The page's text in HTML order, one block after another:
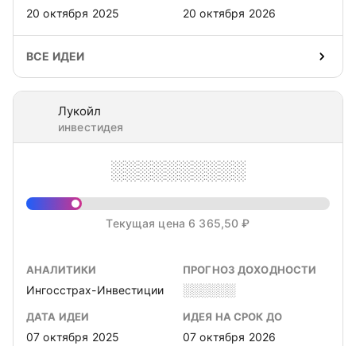
20 октября 2025 20 октября 2026
ВСЕ ИДЕИ
Лукойл
инвестидея
░░░░░░░░░░
Текущая цена 6 365,50 ₽
АНАЛИТИКИ
Ингосстрах-Инвестиции
ПРОГНОЗ ДОХОДНОСТИ
░░░░░░
ДАТА ИДЕИ
07 октября 2025
ИДЕЯ НА СРОК ДО
07 октября 2026